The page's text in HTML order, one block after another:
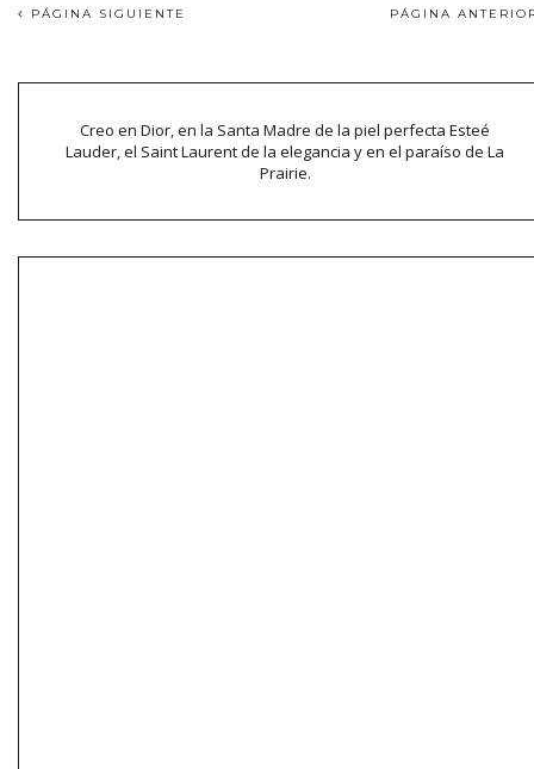
PÁGINA SIGUIENTE PÁGINA
Creo en Dior, en la Santa Madre de la piel perfecta Esteé
Lauder, el Saint Laurent de la elegancia y en el paraíso de La
Prairie.